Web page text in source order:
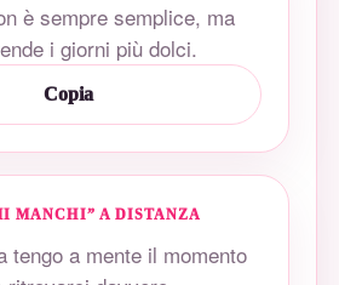
è sempre semplice, ma
i giorni più dolci.
Copia
MANCHI” A DISTANZA
tengo a mente il momento